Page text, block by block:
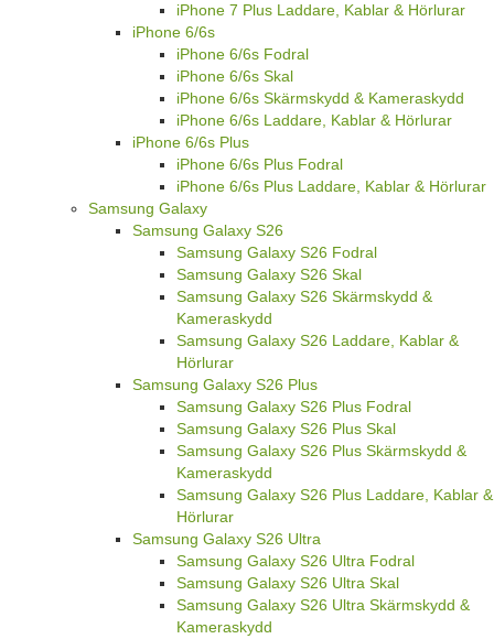
iPhone 7 Plus Laddare, Kablar & Hörlurar
iPhone 6/6s
iPhone 6/6s Fodral
iPhone 6/6s Skal
iPhone 6/6s Skärmskydd & Kameraskydd
iPhone 6/6s Laddare, Kablar & Hörlurar
iPhone 6/6s Plus
iPhone 6/6s Plus Fodral
iPhone 6/6s Plus Laddare, Kablar & Hörlurar
Samsung Galaxy
Samsung Galaxy S26
Samsung Galaxy S26 Fodral
Samsung Galaxy S26 Skal
Samsung Galaxy S26 Skärmskydd &
Kameraskydd
Samsung Galaxy S26 Laddare, Kablar &
Hörlurar
Samsung Galaxy S26 Plus
Samsung Galaxy S26 Plus Fodral
Samsung Galaxy S26 Plus Skal
Samsung Galaxy S26 Plus Skärmskydd &
Kameraskydd
Samsung Galaxy S26 Plus Laddare, Kablar &
Hörlurar
Samsung Galaxy S26 Ultra
Samsung Galaxy S26 Ultra Fodral
Samsung Galaxy S26 Ultra Skal
Samsung Galaxy S26 Ultra Skärmskydd &
Kameraskydd